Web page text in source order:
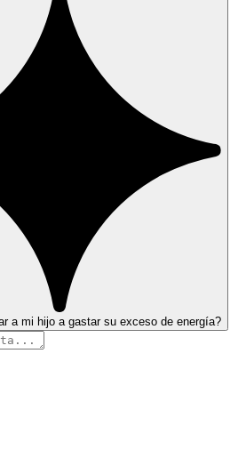
a mi hijo a gastar su exceso de energía?